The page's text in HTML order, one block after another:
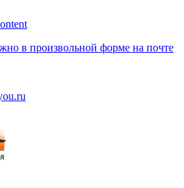
в произвольной форме на почте